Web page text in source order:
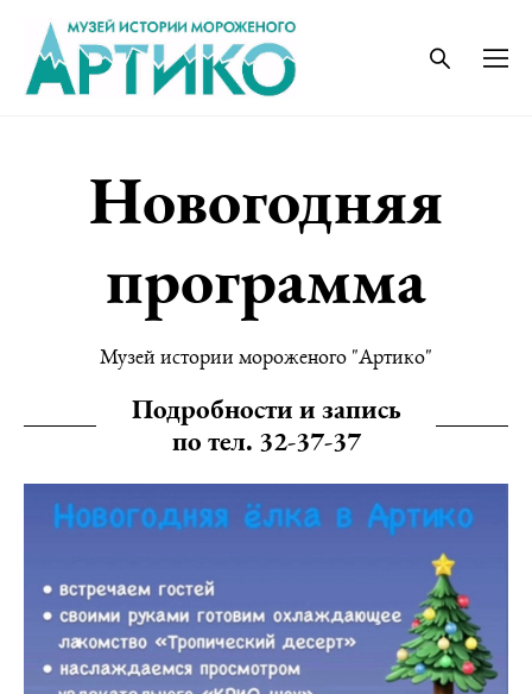
Новогодняя
программа
Музей истории мороженого "Артико"
Подробности и запись
по тел. 32-37-37